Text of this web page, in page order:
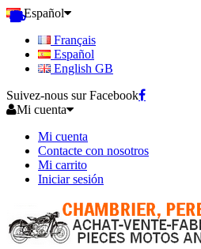
Español
Français
Español
English GB
Suivez-nous sur Facebook
Mi cuenta
Mi cuenta
Contacte con nosotros
Mi carrito
Iniciar sesión